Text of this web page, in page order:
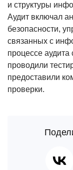
и структуры
Аудит включал
безопасности,
связанных с
процессе
проводили
предоставили
проверки.